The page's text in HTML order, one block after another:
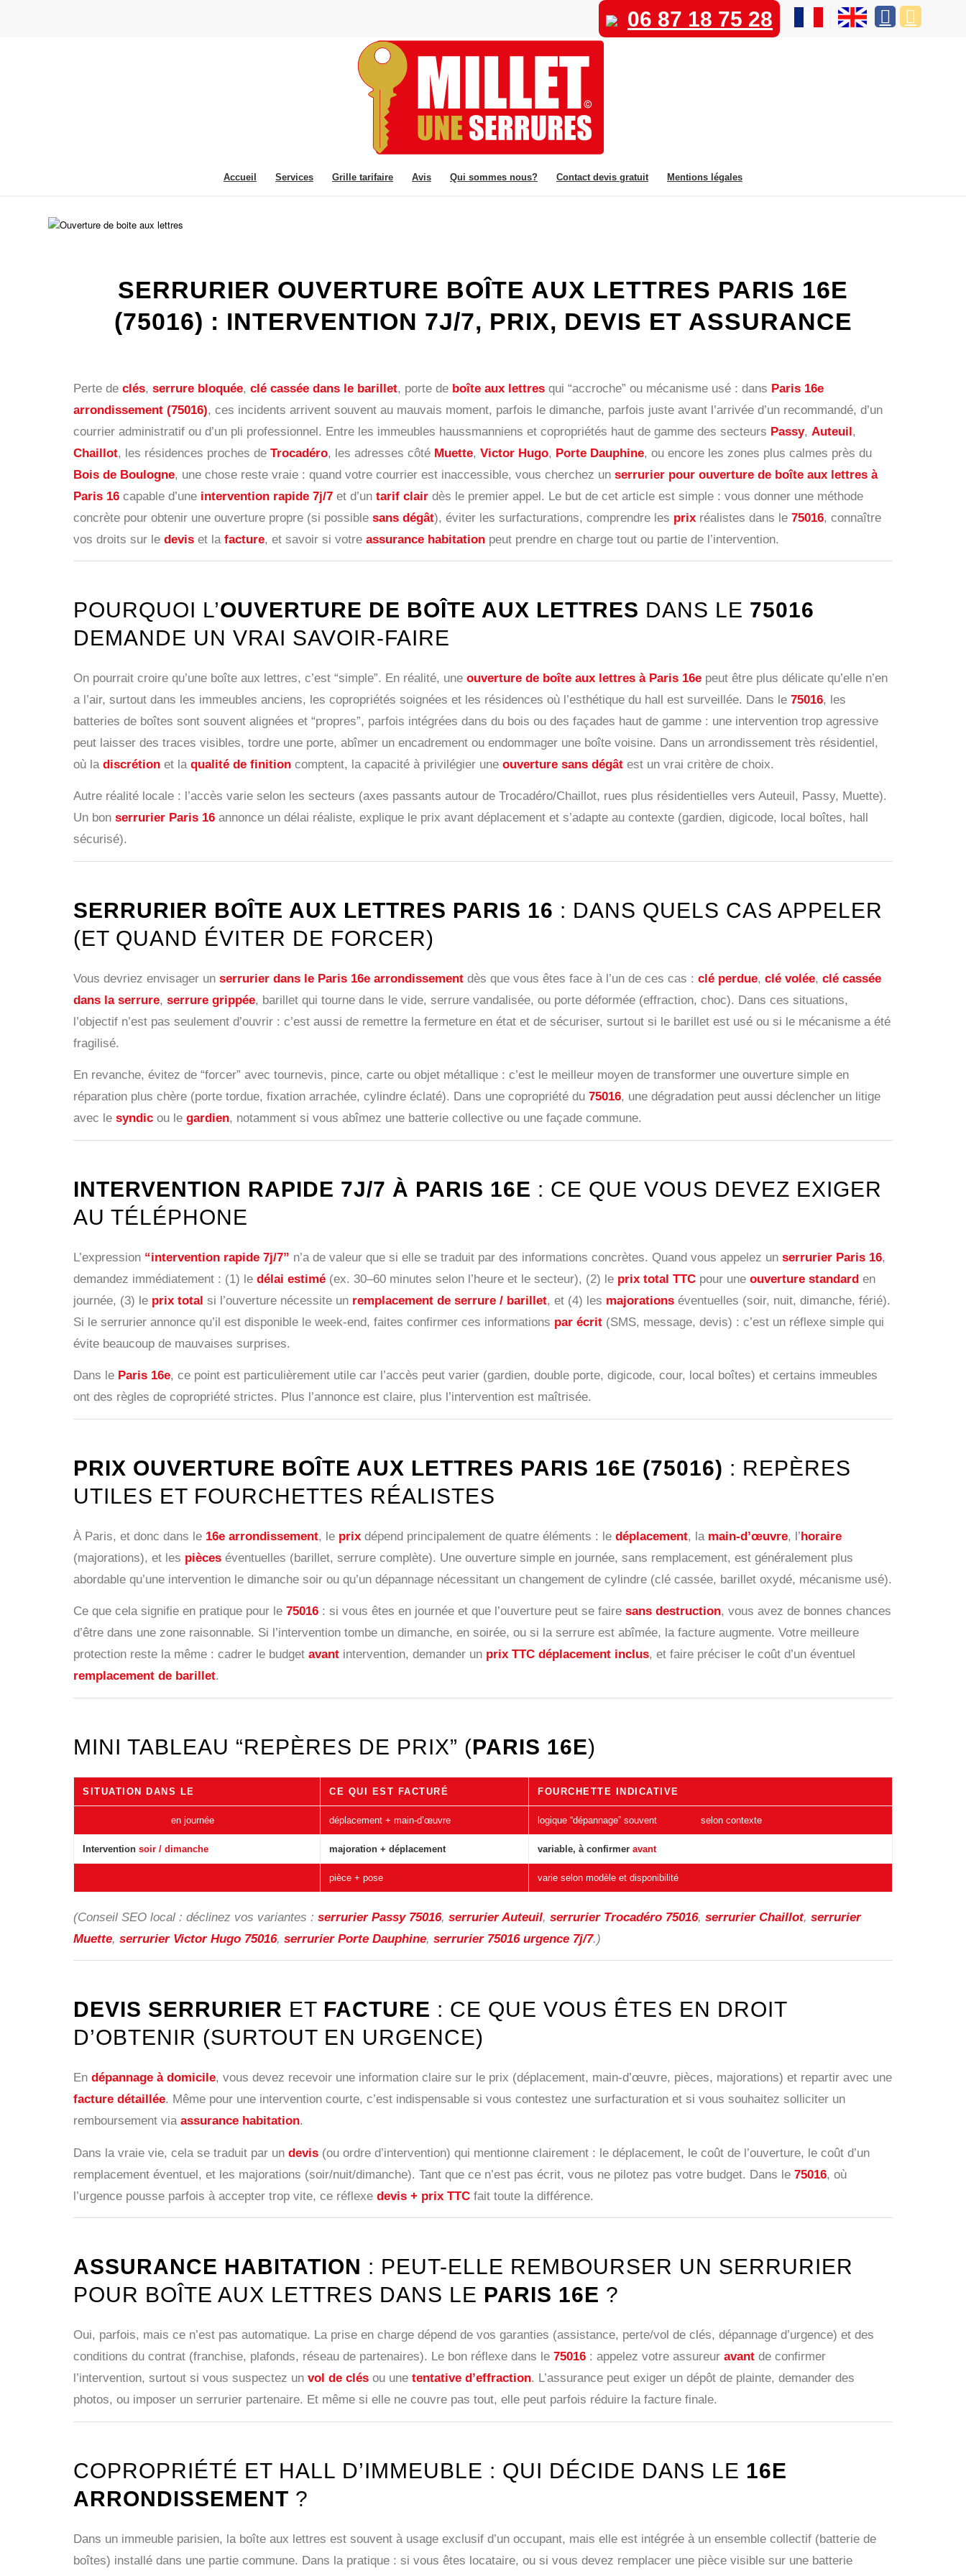
06 87 18 75 28
Accueil Services Grille tarifaire Avis Qui sommes nous? Contact devis gratuit Mentions légales
SERRURIER OUVERTURE BOÎTE AUX LETTRES PARIS 16E
(75016) : INTERVENTION 7J/7, PRIX, DEVIS ET ASSURANCE
Perte de clés, serrure bloquée, clé cassée dans le barillet, porte de boîte aux lettres qui “accroche” ou mécanisme usé : dans Paris 16e
arrondissement (75016), ces incidents arrivent souvent au mauvais moment, parfois le dimanche, parfois juste avant l’arrivée d’un recommandé, d’un
courrier administratif ou d’un pli professionnel. Entre les immeubles haussmanniens et copropriétés haut de gamme des secteurs Passy, Auteuil,
Chaillot, les résidences proches de Trocadéro, les adresses côté Muette, Victor Hugo, Porte Dauphine, ou encore les zones plus calmes près du
Bois de Boulogne, une chose reste vraie : quand votre courrier est inaccessible, vous cherchez un serrurier pour ouverture de boîte aux lettres à
Paris 16 capable d’une intervention rapide 7j/7 et d’un tarif clair dès le premier appel. Le but de cet article est simple : vous donner une méthode
concrète pour obtenir une ouverture propre (si possible sans dégât), éviter les surfacturations, comprendre les prix réalistes dans le 75016, connaître
vos droits sur le devis et la facture, et savoir si votre assurance habitation peut prendre en charge tout ou partie de l’intervention.
POURQUOI L’OUVERTURE DE BOÎTE AUX LETTRES DANS LE 75016
DEMANDE UN VRAI SAVOIR-FAIRE
On pourrait croire qu’une boîte aux lettres, c’est “simple”. En réalité, une ouverture de boîte aux lettres à Paris 16e peut être plus délicate qu’elle n’en
a l’air, surtout dans les immeubles anciens, les copropriétés soignées et les résidences où l’esthétique du hall est surveillée. Dans le 75016, les
batteries de boîtes sont souvent alignées et “propres”, parfois intégrées dans du bois ou des façades haut de gamme : une intervention trop agressive
peut laisser des traces visibles, tordre une porte, abîmer un encadrement ou endommager une boîte voisine. Dans un arrondissement très résidentiel,
où la discrétion et la qualité de finition comptent, la capacité à privilégier une ouverture sans dégât est un vrai critère de choix.
Autre réalité locale : l’accès varie selon les secteurs (axes passants autour de Trocadéro/Chaillot, rues plus résidentielles vers Auteuil, Passy, Muette).
Un bon serrurier Paris 16 annonce un délai réaliste, explique le prix avant déplacement et s’adapte au contexte (gardien, digicode, local boîtes, hall
sécurisé).
SERRURIER BOÎTE AUX LETTRES PARIS 16 : DANS QUELS CAS APPELER
(ET QUAND ÉVITER DE FORCER)
Vous devriez envisager un serrurier dans le Paris 16e arrondissement dès que vous êtes face à l’un de ces cas : clé perdue, clé volée, clé cassée
dans la serrure, serrure grippée, barillet qui tourne dans le vide, serrure vandalisée, ou porte déformée (effraction, choc). Dans ces situations,
l’objectif n’est pas seulement d’ouvrir : c’est aussi de remettre la fermeture en état et de sécuriser, surtout si le barillet est usé ou si le mécanisme a été
fragilisé.
En revanche, évitez de “forcer” avec tournevis, pince, carte ou objet métallique : c’est le meilleur moyen de transformer une ouverture simple en
réparation plus chère (porte tordue, fixation arrachée, cylindre éclaté). Dans une copropriété du 75016, une dégradation peut aussi déclencher un litige
avec le syndic ou le gardien, notamment si vous abîmez une batterie collective ou une façade commune.
INTERVENTION RAPIDE 7J/7 À PARIS 16E : CE QUE VOUS DEVEZ EXIGER
AU TÉLÉPHONE
L’expression “intervention rapide 7j/7” n’a de valeur que si elle se traduit par des informations concrètes. Quand vous appelez un serrurier Paris 16,
demandez immédiatement : (1) le délai estimé (ex. 30–60 minutes selon l’heure et le secteur), (2) le prix total TTC pour une ouverture standard en
journée, (3) le prix total si l’ouverture nécessite un remplacement de serrure / barillet, et (4) les majorations éventuelles (soir, nuit, dimanche, férié).
Si le serrurier annonce qu’il est disponible le week-end, faites confirmer ces informations par écrit (SMS, message, devis) : c’est un réflexe simple qui
évite beaucoup de mauvaises surprises.
Dans le Paris 16e, ce point est particulièrement utile car l’accès peut varier (gardien, double porte, digicode, cour, local boîtes) et certains immeubles
ont des règles de copropriété strictes. Plus l’annonce est claire, plus l’intervention est maîtrisée.
PRIX OUVERTURE BOÎTE AUX LETTRES PARIS 16E (75016) : REPÈRES
UTILES ET FOURCHETTES RÉALISTES
À Paris, et donc dans le 16e arrondissement, le prix dépend principalement de quatre éléments : le déplacement, la main-d’œuvre, l’horaire
(majorations), et les pièces éventuelles (barillet, serrure complète). Une ouverture simple en journée, sans remplacement, est généralement plus
abordable qu’une intervention le dimanche soir ou qu’un dépannage nécessitant un changement de cylindre (clé cassée, barillet oxydé, mécanisme usé).
Ce que cela signifie en pratique pour le 75016 : si vous êtes en journée et que l’ouverture peut se faire sans destruction, vous avez de bonnes chances
d’être dans une zone raisonnable. Si l’intervention tombe un dimanche, en soirée, ou si la serrure est abîmée, la facture augmente. Votre meilleure
protection reste la même : cadrer le budget avant intervention, demander un prix TTC déplacement inclus, et faire préciser le coût d’un éventuel
remplacement de barillet.
MINI TABLEAU “REPÈRES DE PRIX” (PARIS 16E)
SITUATION DANS LE CE QUI EST FACTURÉ FOURCHETTE INDICATIVE
en journée déplacement + main-d’œuvre logique “dépannage” souvent selon contexte
Intervention soir / dimanche majoration + déplacement variable, à confirmer avant
pièce + pose varie selon modèle et disponibilité
(Conseil SEO local : déclinez vos variantes : serrurier Passy 75016, serrurier Auteuil, serrurier Trocadéro 75016, serrurier Chaillot, serrurier
Muette, serrurier Victor Hugo 75016, serrurier Porte Dauphine, serrurier 75016 urgence 7j/7.)
DEVIS SERRURIER ET FACTURE : CE QUE VOUS ÊTES EN DROIT
D’OBTENIR (SURTOUT EN URGENCE)
En dépannage à domicile, vous devez recevoir une information claire sur le prix (déplacement, main-d’œuvre, pièces, majorations) et repartir avec une
facture détaillée. Même pour une intervention courte, c’est indispensable si vous contestez une surfacturation et si vous souhaitez solliciter un
remboursement via assurance habitation.
Dans la vraie vie, cela se traduit par un devis (ou ordre d’intervention) qui mentionne clairement : le déplacement, le coût de l’ouverture, le coût d’un
remplacement éventuel, et les majorations (soir/nuit/dimanche). Tant que ce n’est pas écrit, vous ne pilotez pas votre budget. Dans le 75016, où
l’urgence pousse parfois à accepter trop vite, ce réflexe devis + prix TTC fait toute la différence.
ASSURANCE HABITATION : PEUT-ELLE REMBOURSER UN SERRURIER
POUR BOÎTE AUX LETTRES DANS LE PARIS 16E ?
Oui, parfois, mais ce n’est pas automatique. La prise en charge dépend de vos garanties (assistance, perte/vol de clés, dépannage d’urgence) et des
conditions du contrat (franchise, plafonds, réseau de partenaires). Le bon réflexe dans le 75016 : appelez votre assureur avant de confirmer
l’intervention, surtout si vous suspectez un vol de clés ou une tentative d’effraction. L’assurance peut exiger un dépôt de plainte, demander des
photos, ou imposer un serrurier partenaire. Et même si elle ne couvre pas tout, elle peut parfois réduire la facture finale.
COPROPRIÉTÉ ET HALL D’IMMEUBLE : QUI DÉCIDE DANS LE 16E
ARRONDISSEMENT ?
Dans un immeuble parisien, la boîte aux lettres est souvent à usage exclusif d’un occupant, mais elle est intégrée à un ensemble collectif (batterie de
boîtes) installé dans une partie commune. Dans la pratique : si vous êtes locataire, ou si vous devez remplacer une pièce visible sur une batterie